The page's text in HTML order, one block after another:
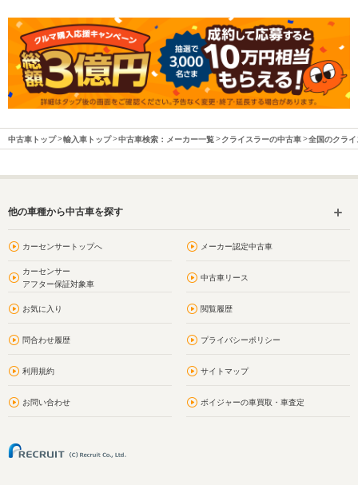
中古車トップ 輸入車トップ 中古車検索：メーカー一覧 クライスラーの中古車 全国のクライ
他の車種から中古車を探す
カーセンサートップへ メーカー認定中古車
カーセンサー
アフター保証対象車
中古車リース
お気に入り 閲覧履歴
問合わせ履歴 プライバシーポリシー
利用規約 サイトマップ
お問い合わせ ボイジャーの車買取・車査定